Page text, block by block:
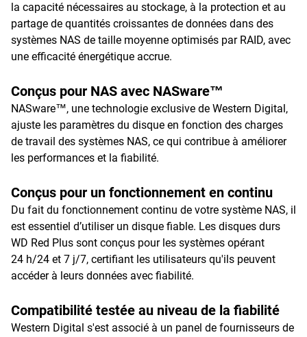
la capacité nécessaires au stockage, à la protection et au
partage de quantités croissantes de données dans des
systèmes NAS de taille moyenne optimisés par RAID, avec
une efficacité énergétique accrue.
Conçus pour NAS avec NASware™
NASware™, une technologie exclusive de Western Digital,
ajuste les paramètres du disque en fonction des charges
de travail des systèmes NAS, ce qui contribue à améliorer
les performances et la fiabilité.
Conçus pour un fonctionnement en continu
Du fait du fonctionnement continu de votre système NAS, il
est essentiel d’utiliser un disque fiable. Les disques durs
WD Red Plus sont conçus pour les systèmes opérant
24 h/24 et 7 j/7, certifiant les utilisateurs qu'ils peuvent
accéder à leurs données avec fiabilité.
Compatibilité testée au niveau de la fiabilité
Western Digital s'est associé à un panel de fournisseurs de